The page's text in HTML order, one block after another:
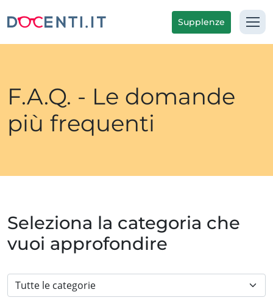
Supplenze
F.A.Q. - Le domande
più frequenti
Seleziona la categoria che
vuoi approfondire